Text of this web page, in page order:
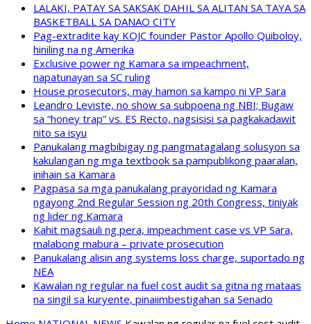
LALAKI, PATAY SA SAKSAK DAHIL SA ALITAN SA TAYA SA
BASKETBALL SA DANAO CITY
Pag-extradite kay KOJC founder Pastor Apollo Quiboloy,
hiniling na ng Amerika
Exclusive power ng Kamara sa impeachment,
napatunayan sa SC ruling
House prosecutors, may hamon sa kampo ni VP Sara
Leandro Leviste, no show sa subpoena ng NBI; Bugaw
sa “honey trap” vs. ES Recto, nagsisisi sa pagkakadawit
nito sa isyu
Panukalang magbibigay ng pangmatagalang solusyon sa
kakulangan ng mga textbook sa pampublikong paaralan,
inihain sa Kamara
Pagpasa sa mga panukalang prayoridad ng Kamara
ngayong 2nd Regular Session ng 20th Congress, tiniyak
ng lider ng Kamara
Kahit magsauli ng pera, impeachment case vs VP Sara,
malabong mabura – private prosecution
Panukalang alisin ang systems loss charge, suportado ng
NEA
Kawalan ng regular na fuel cost audit sa gitna ng mataas
na singil sa kuryente, pinaiimbestigahan sa Senado